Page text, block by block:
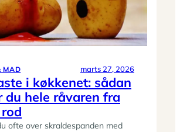
MAD marts 27, 2026
i køkkenet: sådan
du hele råvaren fra
ofte over skraldespanden med